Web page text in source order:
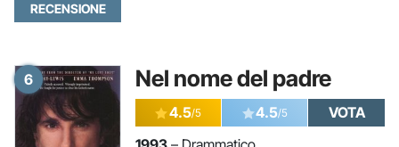
RECENSIONE
6 Nel nome del padre
4.5/5 4.5/5
VOTA